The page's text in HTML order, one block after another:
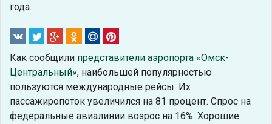
года.
Как сообщили представители аэропорта «Омск-
Центральный», наибольшей популярностью
пользуются международные рейсы. Их
пассажиропоток увеличился на 81 процент. Спрос на
федеральные авиалинии возрос на 16%. Хорошие